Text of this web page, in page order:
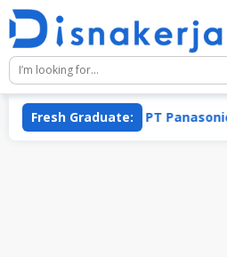
Skip
content
Fresh Graduate:PT Panasonic